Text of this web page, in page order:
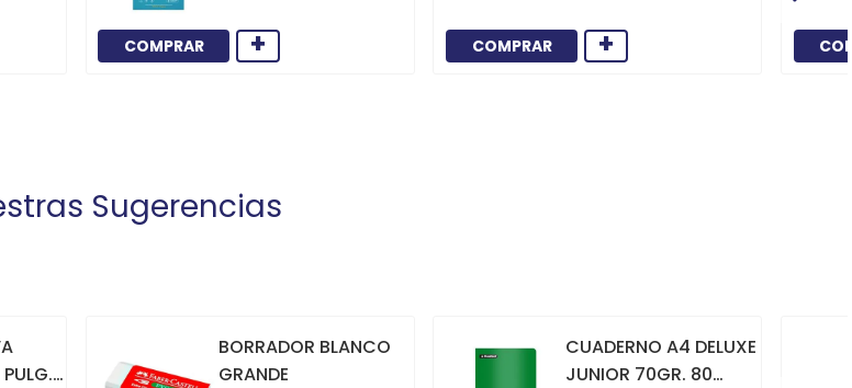
COMPRAR + COMPRAR +
Sugerencias
BORRADOR BLANCO
GRANDE
CUADERNO A4 DELUXE
JUNIOR 70GR. 80